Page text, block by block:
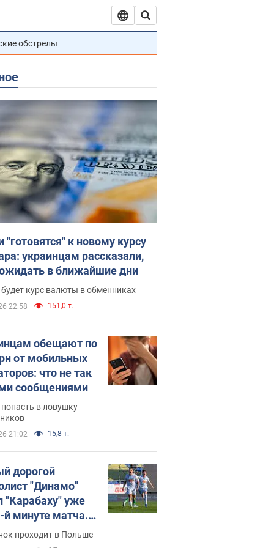
обстрелы
"готовятся" к новому курсу
украинцам рассказали,
в ближайшие дни
курс валюты в обменниках
22:58 151,0 т.
обещают по
от мобильных
что не так
сообщениями
попасть в ловушку
21:02 15,8 т.
дорогой
"Динамо"
"Карабаху" уже
й минуте матча.
проходит в Польше